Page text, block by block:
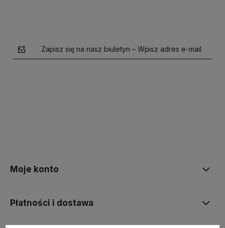
Zapisz się na nasz biuletyn – Wpisz adres e-mail
Moje konto
Płatności i dostawa